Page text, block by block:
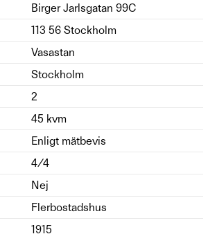
Birger Jarlsgatan 99C
113 56 Stockholm
Vasastan
Stockholm
2
45 kvm
Enligt mätbevis
4/4
Nej
Flerbostadshus
1915